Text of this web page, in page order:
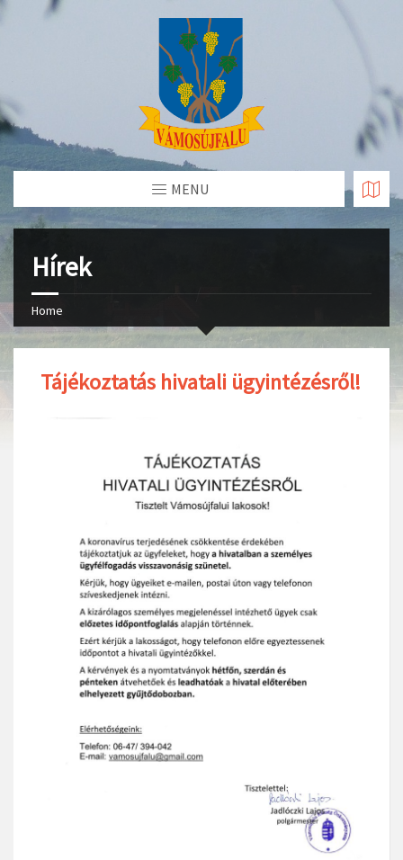
Skip
MENU
Hírek
Home
Tájékoztatás hivatali ügyintézésről!